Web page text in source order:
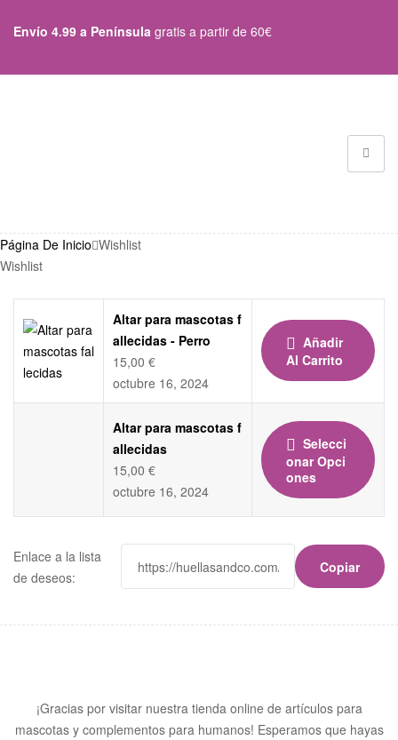
Envío 4.99 a Península gratis a partir de 60€
Página De Inicio Wishlist
Wishlist
Altar para mascotas f
allecidas - Perro
15,00 €
octubre 16, 2024
Añadir
Al Carrito
Altar para mascotas f
allecidas
15,00 €
octubre 16, 2024
Selecci
Onar Opci
Ones
Enlace a la lista
de deseos:
Copiar
¡Gracias por visitar nuestra tienda online de artículos para
mascotas y complementos para humanos! Esperamos que hayas